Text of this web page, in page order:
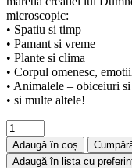
microscopic:
• Spatiu si timp
• Pamant si vreme
• Plante si clima
• Corpul omenesc,
• Animalele – obiceiuri
• si multe altele!
Adaugă în coș
Adaugă în lista cu